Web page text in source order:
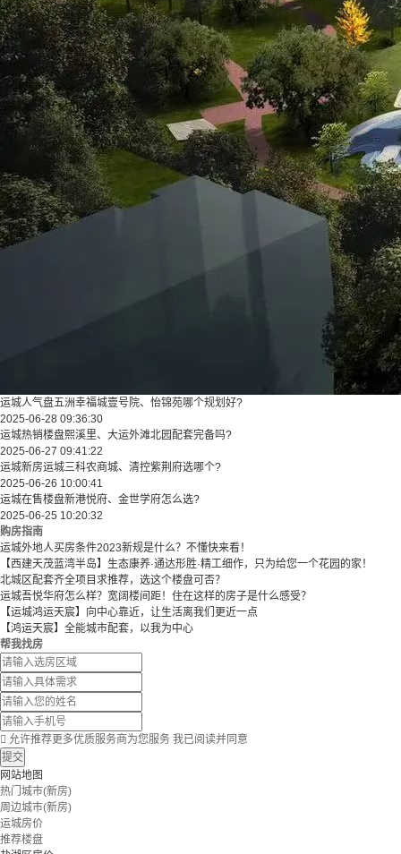
运城人气盘五洲幸福城壹号院、怡锦苑哪个规划好?
2025-06-28 09:36:30
运城热销楼盘熙溪里、大运外滩北园配套完备吗?
2025-06-27 09:41:22
运城新房运城三科农商城、清控紫荆府选哪个?
2025-06-26 10:00:41
运城在售楼盘新港悦府、金世学府怎么选?
2025-06-25 10:20:32
购房指南
运城外地人买房条件2023新规是什么？不懂快来看！
【西建天茂蓝湾半岛】生态康养·通达形胜·精工细作，只为给您一个花园的家！
北城区配套齐全项目求推荐，选这个楼盘可否？
运城吾悦华府怎么样？宽阔楼间距！住在这样的房子是什么感受？
【运城鸿运天宸】向中心靠近，让生活离我们更近一点
【鸿运天宸】全能城市配套，以我为中心
帮我找房
 允许推荐更多优质服务商为您服务 我已阅读并同意
提交
网站地图
热门城市(新房)
周边城市(新房)
运城房价
推荐楼盘